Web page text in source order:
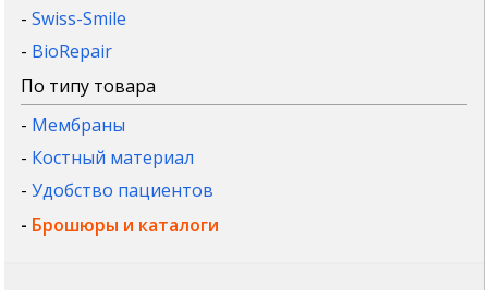
-Swiss-Smile
- BioRepair
По типу товара
- Мембраны
- Костный материал
-Удобство пациентов
- Брошюры и каталоги